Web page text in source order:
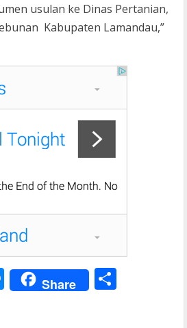
usulan ke Dinas Pertanian,
Kabupaten Lamandau,”
M
e
Share